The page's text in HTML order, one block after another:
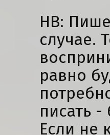
НВ:
случае.
равно
писать
Если не